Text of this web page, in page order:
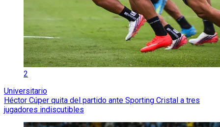
2
Universitario
Héctor Cúper quita del partido ante Sporting Cristal a tres
jugadores indiscutibles